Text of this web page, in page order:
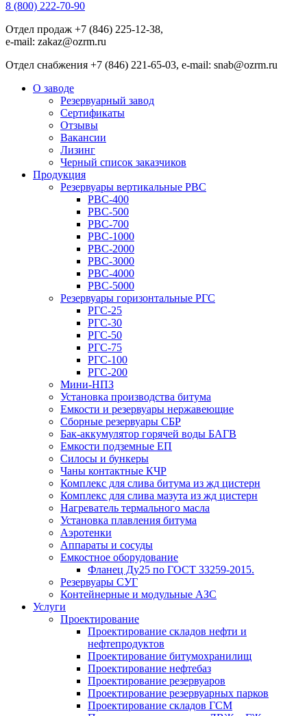
8 (800) 222-70-90
Отдел продаж +7 (846) 225-12-38,
e-mail: zakaz@ozrm.ru
Отдел снабжения +7 (846) 221-65-03, e-mail: snab@ozrm.ru
О заводе
Резервуарный завод
Сертификаты
Отзывы
Вакансии
Лизинг
Черный список заказчиков
Продукция
Резервуары вертикальные РВС
РВС-400
РВС-500
РВС-700
РВС-1000
РВС-2000
РВС-3000
РВС-4000
РВС-5000
Резервуары горизонтальные РГС
РГС-25
РГС-30
РГС-50
РГС-75
РГС-100
РГС-200
Мини-НПЗ
Установка производства битума
Емкости и резервуары нержавеющие
Сборные резервуары СБР
Бак-аккумулятор горячей воды БАГВ
Емкости подземные ЕП
Силосы и бункеры
Чаны контактные КЧР
Комплекс для слива битума из жд цистерн
Комплекс для слива мазута из жд цистерн
Нагреватель термального масла
Установка плавления битума
Аэротенки
Аппараты и сосуды
Емкостное оборудование
Фланец Ду25 по ГОСТ 33259-2015.
Резервуары СУГ
Контейнерные и модульные АЗС
Услуги
Проектирование
Проектирование складов нефти и
нефтепродуктов
Проектирование битумохранилищ
Проектирование нефтебаз
Проектирование резервуаров
Проектирование резервуарных парков
Проектирование складов ГСМ